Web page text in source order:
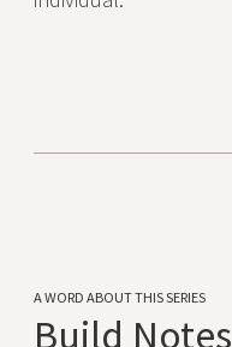
A WORD ABOUT THIS SERIES
Build Notes